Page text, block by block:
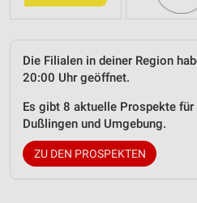
Die Filialen in deiner Region
20:00 Uhr geöffnet.
Es gibt 8 aktuelle Prospekte
Dußlingen und Umgebung.
ZU DEN PROSPEKTEN